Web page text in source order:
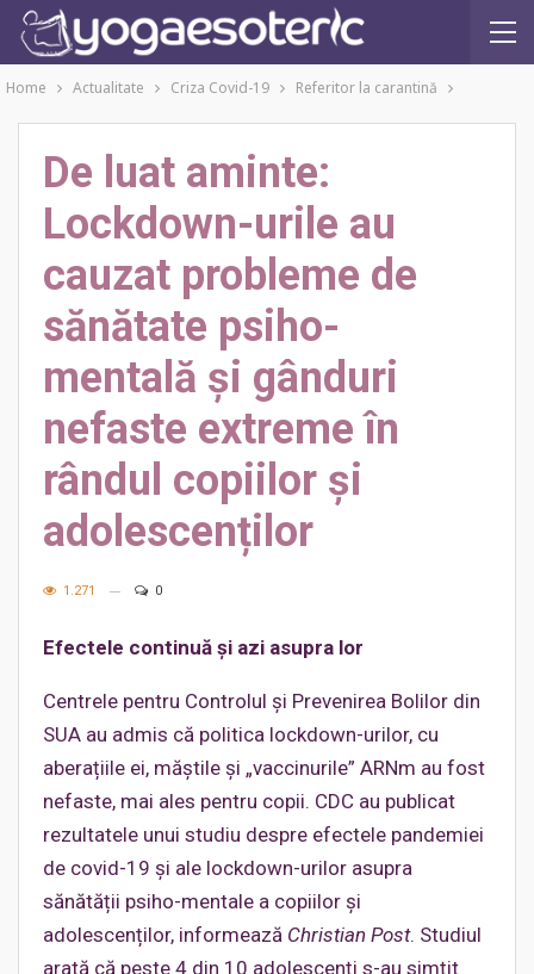
Home Actualitate Criza Covid-19 Referitor la carantină
De luat aminte:
Lockdown-urile au
cauzat probleme de
sănătate psiho-
mentală și gânduri
nefaste extreme în
rândul copiilor și
adolescenților
1.271 0
Efectele continuă și azi asupra lor
Centrele pentru Controlul și Prevenirea Bolilor din
SUA au admis că politica lockdown-urilor, cu
aberațiile ei, măștile și „vaccinurile” ARNm au fost
nefaste, mai ales pentru copii. CDC au publicat
rezultatele unui studiu despre efectele pandemiei
de covid-19 și ale lockdown-urilor asupra
sănătății psiho-mentale a copiilor și
adolescenților, informează Christian Post. Studiul
arată că peste 4 din 10 adolescenți s-au simțit